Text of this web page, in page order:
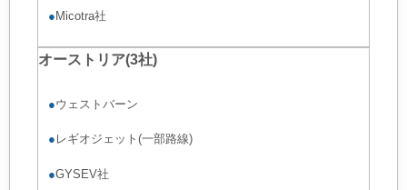
●Micotra社
オーストリア(3社)
●ウェストバーン
● レギオジェット(一部路線)
●GYSEV社